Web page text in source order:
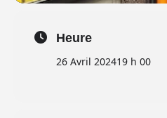
Heure
26 Avril 202419 h 00